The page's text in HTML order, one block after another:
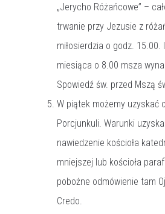
„Jerycho Różańcowe” –
trwanie przy Jezusie z
miłosierdzia o godz. 15.00.
miesiąca o 8.00 msza
Spowiedź św. przed Mszą
W piątek możemy uzyskać
Porcjunkuli. Warunki
nawiedzenie kościoła
mniejszej lub kościoła
pobożne odmówienie tam
Credo.